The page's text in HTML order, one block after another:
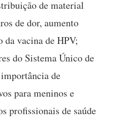
de material
de dor, aumento
da vacina de HPV;
do Sistema Único de
de
para meninos e
profissionais de saúde